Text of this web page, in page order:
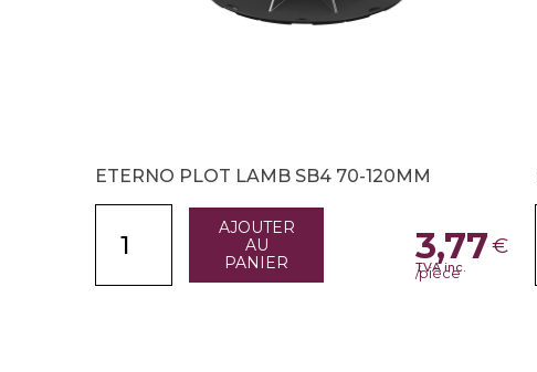
ETERNO PLOT LAMB SB4 70-120MM
AJOUTER
AU
PANIER
3,77€
TVA inc.
/pièce